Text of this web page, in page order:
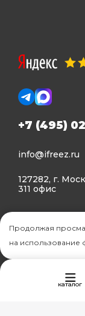
+7 (495)
info@ifreez.ru
127282, г.
311 офис
Политика
Политика
© Ifreez -
каталог
Продолжая
на использование